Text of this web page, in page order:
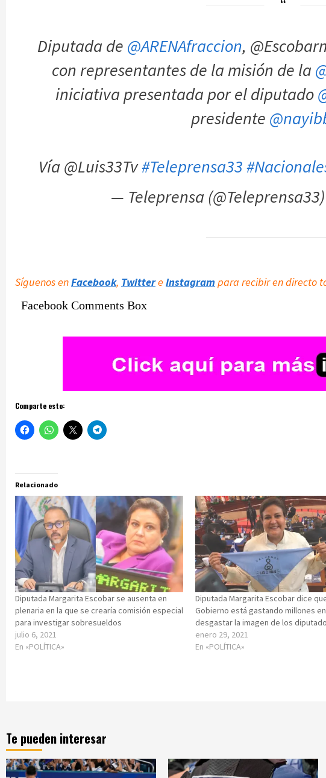
Diputada de @ARENAfraccion,
con representantes de la misión de la
iniciativa presentada por el diputado
presidente
Vía @Luis33Tv#Teleprensa33
— Teleprensa (@Teleprensa33)
Síguenos enFacebook, Twittere Instagram para recibir en directo
Facebook Comments Box
Comparte esto:
Relacionado
Diputada Margarita Escobar se ausenta en
plenaria en la que se crearía comisión especial
para investigar sobresueldos
julio 6, 2021
En «POLÍTICA»
Diputada Margarita Escobar dice
Gobierno está gastando millones en
desgastar la imagen de los
enero 29, 2021
En «POLÍTICA»
Te pueden interesar